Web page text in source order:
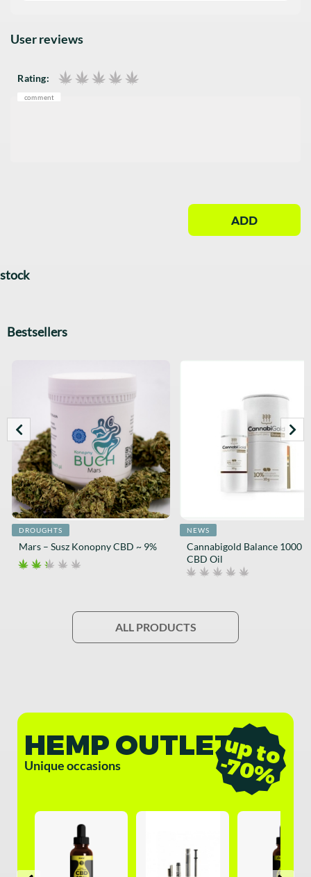
User reviews
Rating:
comment
ADD
stock
Bestsellers
DROUGHTS
Mars – Susz Konopny CBD ~ 9%
NEWS
Cannabigold Balance 1000
CBD Oil
ALL PRODUCTS
HEMP OUTLET
Unique occasions u
p
t
o
-
7
0
%